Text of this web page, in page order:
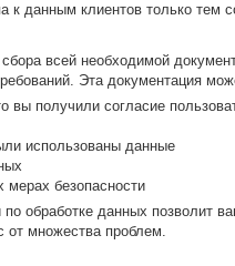
к данным клиентов только тем
всей необходимой
Эта документация
вы получили согласие
использованы данные
безопасности
обработке данных позволит
от множества проблем.